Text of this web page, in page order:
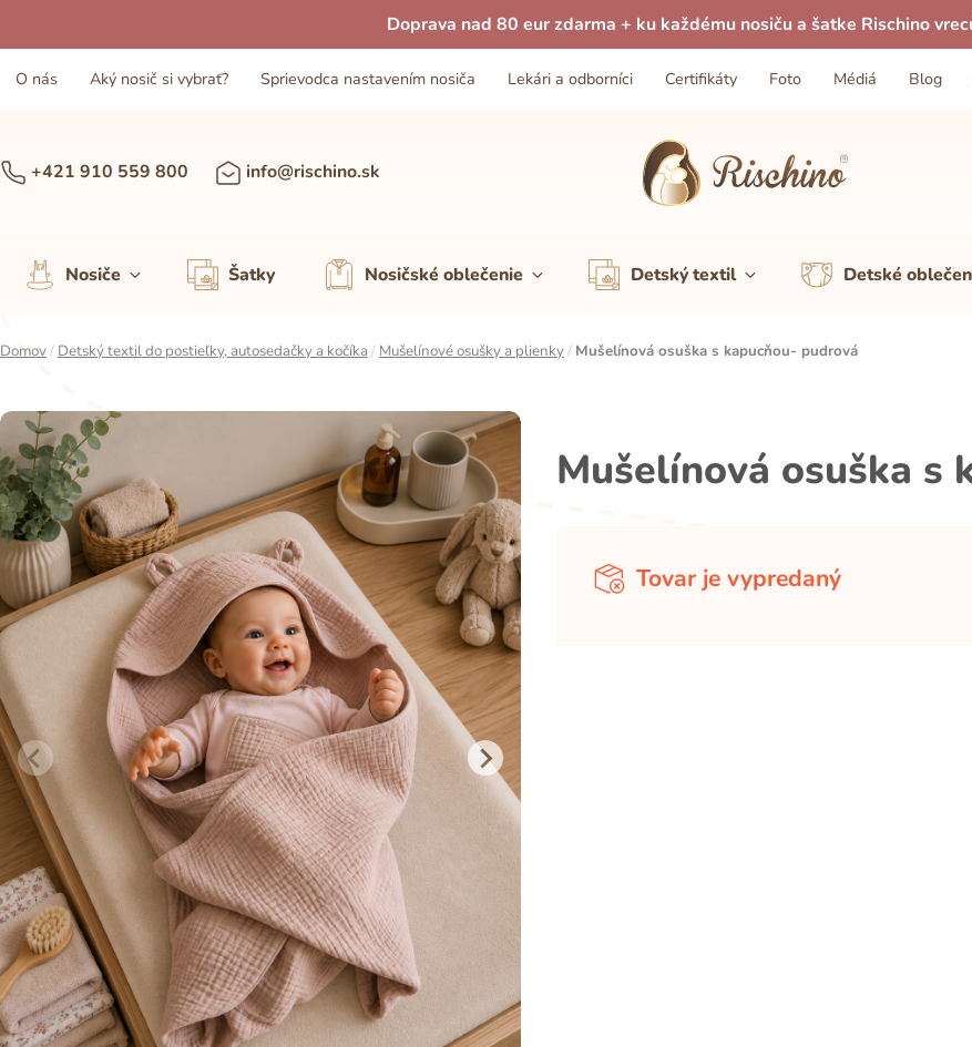
Doprava nad 80 eur zdarma + ku každému nosiču a šatke Rischino
O nás Aký nosič si vybrať? Sprievodca nastavením nosiča Lekári a odborníci Certifikáty Foto Médiá Blog
+421 910 559 800 info@rischino.sk
Nosiče Šatky Nosičské oblečenie Detský textil Detské
Domov/ Detský textil do postieľky, autosedačky a kočíka / Mušelínové osušky a plienky/ Mušelínová osuška s kapucňou- pudrová
Mušelínová osuška s
Tovar je vypredaný